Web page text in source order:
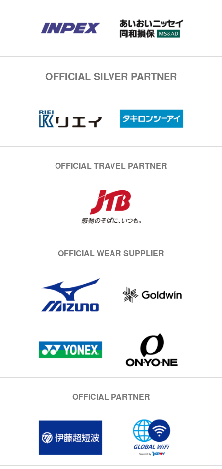
OFFICIAL SILVER PARTNER
OFFICIAL TRAVEL PARTNER
OFFICIAL WEAR SUPPLIER
OFFICIAL PARTNER